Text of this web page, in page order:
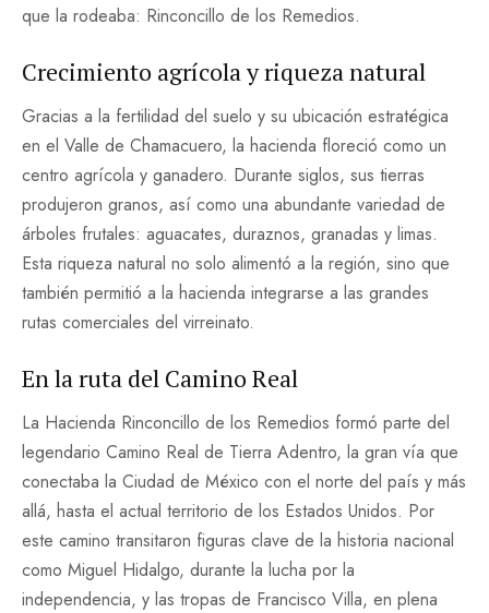
que la rodeaba: Rinconcillo de los Remedios.
Crecimiento agrícola y riqueza natural
Gracias a la fertilidad del suelo y su ubicación estratégica
en el Valle de Chamacuero, la hacienda floreció como un
centro agrícola y ganadero. Durante siglos, sus tierras
produjeron granos, así como una abundante variedad de
árboles frutales: aguacates, duraznos, granadas y limas.
Esta riqueza natural no solo alimentó a la región, sino que
también permitió a la hacienda integrarse a las grandes
rutas comerciales del virreinato.
En la ruta del Camino Real
La Hacienda Rinconcillo de los Remedios formó parte del
legendario Camino Real de Tierra Adentro, la gran vía que
conectaba la Ciudad de México con el norte del país y más
allá, hasta el actual territorio de los Estados Unidos. Por
este camino transitaron figuras clave de la historia nacional
como Miguel Hidalgo, durante la lucha por la
independencia, y las tropas de Francisco Villa, en plena